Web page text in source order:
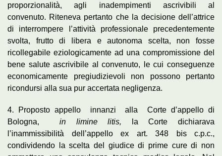
proporzionalità, agli inadempimenti ascrivibili al
convenuto. Riteneva pertanto che la decisione dell’attrice
di interrompere l’attività professionale precedentemente
svolta, frutto di libera e autonoma scelta, non fosse
ricollegabile eziologicamente ad una compromissione del
bene salute ascrivibile al convenuto, le cui conseguenze
economicamente pregiudizievoli non possono pertanto
ricondursi alla sua pur accertata negligenza.
4. Proposto appello innanzi alla
Corte d’appello di
Bologna,in limine litis,
la Corte dichiarava
l’inammissibilità dell’appello ex art. 348 bis c.p.c.,
condividendo la scelta del giudice di prime cure di non